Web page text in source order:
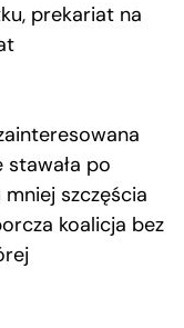
prekariat na
stawała po
szczęścia
koalicja bez